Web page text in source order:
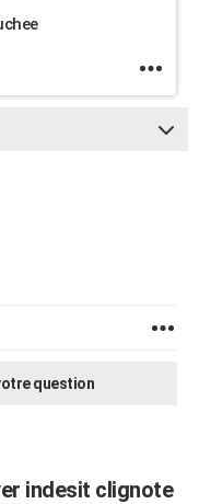
question
indesit clignote